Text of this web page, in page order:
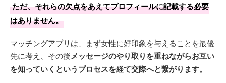
ただ、それらの欠点をあえてプロフィールに記載する必要
はありません。
マッチングアプリは、まず女性に好印象を与えることを最優
先に考え、その後メッセージのやり取りを重ねながらお互い
を知っていくというプロセスを経て交際へと繋がります。